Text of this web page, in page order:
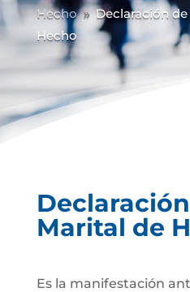
Hecho 9 Declaración
Hecho
Marital de
Es la manifestación